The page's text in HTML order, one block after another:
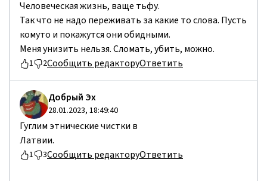
Человеческая жизнь, ваще тьфу.
Так что не надо переживать за какие то слова. Пусть
комуто и покажутся они обидными.
Меня унизить нельзя. Сломать, убить, можно.
1 2Сообщить редакторуОтветить
Добрый Эх
28.01.2023, 18:49:40
Гуглим этнические чистки в
Латвии.
1 3Сообщить редакторуОтветить